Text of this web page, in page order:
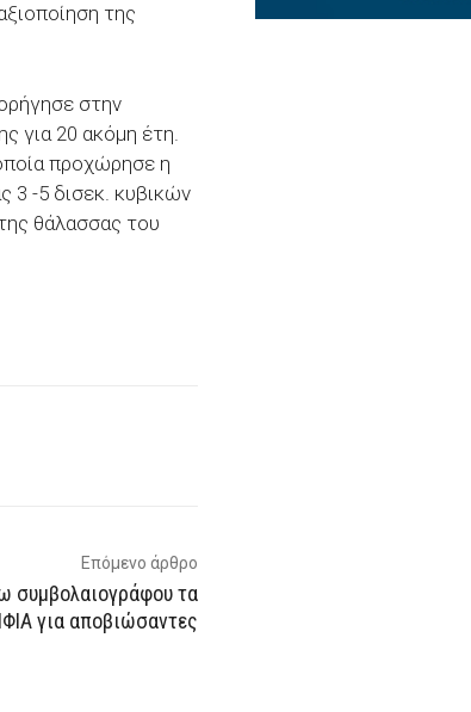
της
στην
για 20 ακόμη έτη.
προχώρησε η
3 -5 δισεκ. κυβικών
θάλασσας του
Επόμενο άρθρο
συμβολαιογράφου τα
για αποβιώσαντες